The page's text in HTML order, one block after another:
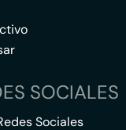
SOCIALES
Sociales